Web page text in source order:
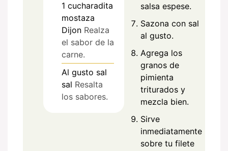
1 cucharadita
mostaza
Dijon Realza
el sabor de la
carne.
Al gusto sal
sal Resalta
los sabores.
salsa espese.
Sazona con sal
al gusto.
Agrega los
granos de
pimienta
triturados y
mezcla bien.
Sirve
inmediatamente
sobre tu filete